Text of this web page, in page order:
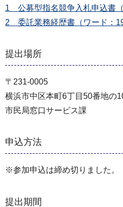
1 公募型指名競争入札申込書（
2 委託業務経歴書（ワード：
提出場所
〒231-0005
横浜市中区本町6丁目50番地
市民局窓口サービス課
申込方法
※参加申込は締め切りました。
提出期間